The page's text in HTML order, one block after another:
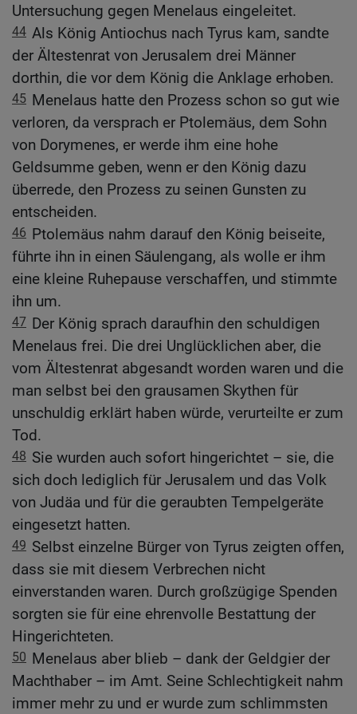
Untersuchung gegen Menelaus eingeleitet.
44 Als König Antiochus nach Tyrus kam, sandte
der Ältestenrat von Jerusalem drei Männer
dorthin, die vor dem König die Anklage erhoben.
45 Menelaus hatte den Prozess schon so gut wie
verloren, da versprach er Ptolemäus, dem Sohn
von Dorymenes, er werde ihm eine hohe
Geldsumme geben, wenn er den König dazu
überrede, den Prozess zu seinen Gunsten zu
entscheiden.
46 Ptolemäus nahm darauf den König beiseite,
führte ihn in einen Säulengang, als wolle er ihm
eine kleine Ruhepause verschaffen, und stimmte
ihn um.
47 Der König sprach daraufhin den schuldigen
Menelaus frei. Die drei Unglücklichen aber, die
vom Ältestenrat abgesandt worden waren und die
man selbst bei den grausamen Skythen für
unschuldig erklärt haben würde, verurteilte er zum
Tod.
48 Sie wurden auch sofort hingerichtet – sie, die
sich doch lediglich für Jerusalem und das Volk
von Judäa und für die geraubten Tempelgeräte
eingesetzt hatten.
49 Selbst einzelne Bürger von Tyrus zeigten offen,
dass sie mit diesem Verbrechen nicht
einverstanden waren. Durch großzügige Spenden
sorgten sie für eine ehrenvolle Bestattung der
Hingerichteten.
50 Menelaus aber blieb – dank der Geldgier der
Machthaber – im Amt. Seine Schlechtigkeit nahm
immer mehr zu und er wurde zum schlimmsten